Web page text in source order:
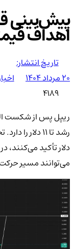
پیش‌بینی
اهداف
تاریخ انتشار:
۲۰ مرداد ۱۴۰۴
اخبار
4189
ریپل پس از شکست
دلار تأکید می‌کنند،
می‌توانند مسیر حرکت